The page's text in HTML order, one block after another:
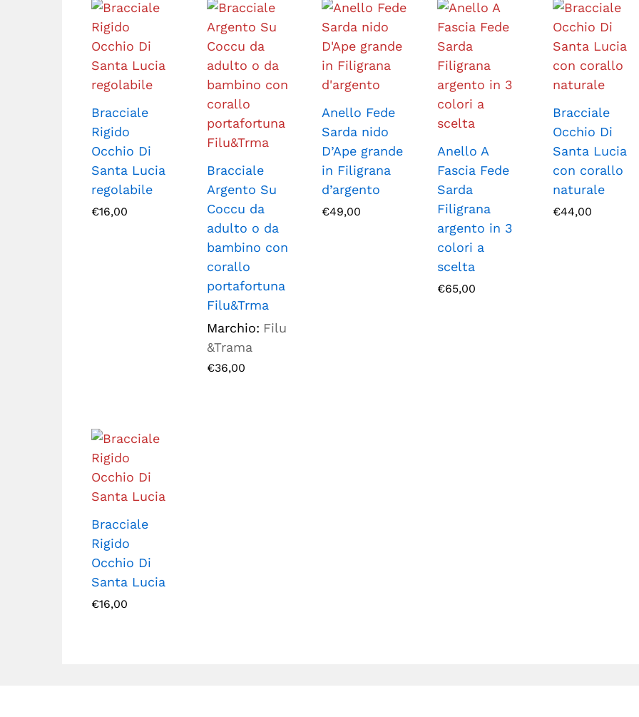
Bracciale
Rigido
Occhio Di
Santa Lucia
regolabile
€16,00
Bracciale
Argento Su
Coccu da
adulto o da
bambino con
corallo
portafortuna
Filu&Trma
Marchio: Filu
&Trama
€36,00
Anello Fede
Sarda nido
D’Ape grande
in Filigrana
d’argento
€49,00
Anello A
Fascia Fede
Sarda
Filigrana
argento in 3
colori a
scelta
€65,00
Bracciale
Occhio Di
Santa Lucia
con corallo
naturale
€44,00
Bracciale
Rigido
Occhio Di
Santa Lucia
€16,00